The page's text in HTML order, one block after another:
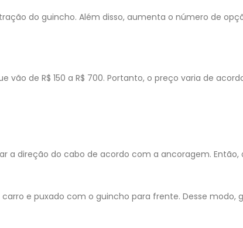
do guincho. Além disso, aumenta o número de
de R$ 150 a R$ 700. Portanto, o preço varia de
a direção do cabo de acordo com a ancoragem.
e puxado com o guincho para frente. Desse modo,